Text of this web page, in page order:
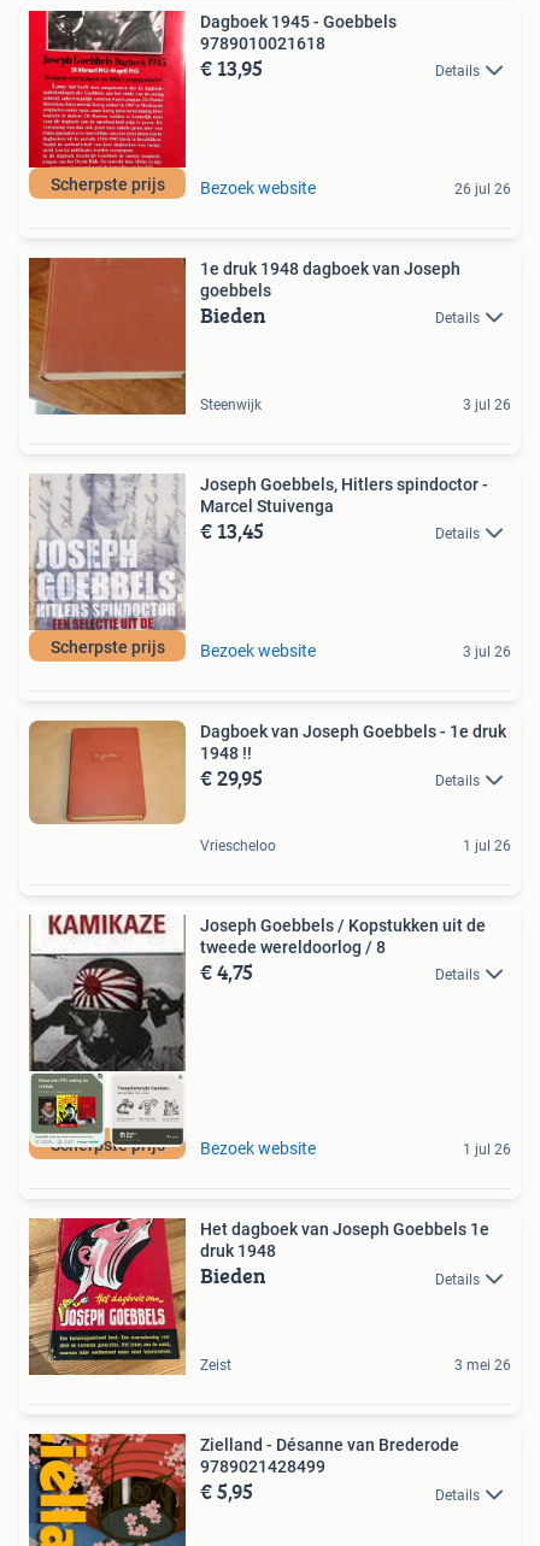
Scherpste prijs
Dagboek 1945 - Goebbels
9789010021618
€ 13,95 Details
Bezoek website 26 jul 26
1e druk 1948 dagboek van Joseph
goebbels
Bieden Details
Steenwijk 3 jul 26
Scherpste prijs
Joseph Goebbels, Hitlers spindoctor -
Marcel Stuivenga
€ 13,45 Details
Bezoek website 3 jul 26
Dagboek van Joseph Goebbels - 1e druk
1948 !!
€ 29,95 Details
Vriescheloo 1 jul 26
Scherpste prijs
Joseph Goebbels / Kopstukken uit de
tweede wereldoorlog / 8
€ 4,75 Details
Bezoek website 1 jul 26
Het dagboek van Joseph Goebbels 1e
druk 1948
Bieden Details
Zeist 3 mei 26
Zielland - Désanne van Brederode
9789021428499
€ 5,95 Details